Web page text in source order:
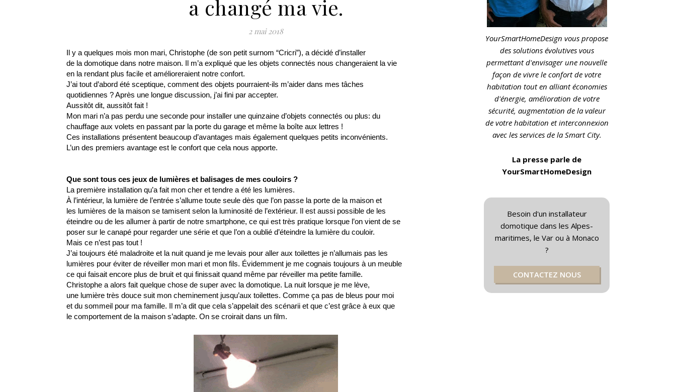
a changé ma vie.
2 mai 2018
Il y a quelques mois mon mari, Christophe (de son petit surnom “Cricri”), a décidé d’installer
de la domotique dans notre maison. Il m’a expliqué que les objets connectés nous changeraient la vie
en la rendant plus facile et amélioreraient notre confort.
J’ai tout d’abord été sceptique, comment des objets pourraient-ils m’aider dans mes tâches
quotidiennes ? Après une longue discussion, j’ai fini par accepter.
Aussitôt dit, aussitôt fait !
Mon mari n’a pas perdu une seconde pour installer une quinzaine d’objets connectés ou plus: du
chauffage aux volets en passant par la porte du garage et même la boîte aux lettres !
Ces installations présentent beaucoup d’avantages mais également quelques petits inconvénients.
L’un des premiers avantage est le confort que cela nous apporte.
Que sont tous ces jeux de lumières et balisages de mes couloirs ?
La première installation qu’a fait mon cher et tendre a été les lumières.
À l’intérieur, la lumière de l’entrée s’allume toute seule dès que l’on passe la porte de la maison et
les lumières de la maison se tamisent selon la luminosité de l’extérieur. Il est aussi possible de les
éteindre ou de les allumer à partir de notre smartphone, ce qui est très pratique lorsque l’on vient de se
poser sur le canapé pour regarder une série et que l’on a oublié d’éteindre la lumière du couloir.
Mais ce n’est pas tout !
J’ai toujours été maladroite et la nuit quand je me levais pour aller aux toilettes je n’allumais pas les
lumières pour éviter de réveiller mon mari et mon fils. Évidemment je me cognais toujours à un meuble
ce qui faisait encore plus de bruit et qui finissait quand même par réveiller ma petite famille.
Christophe a alors fait quelque chose de super avec la domotique. La nuit lorsque je me lève,
une lumière très douce suit mon cheminement jusqu’aux toilettes. Comme ça pas de bleus pour moi
et du sommeil pour ma famille. Il m’a dit que cela s’appelait des scénarii et que c’est grâce à eux que
le comportement de la maison s’adapte. On se croirait dans un film.
YourSmartHomeDesign vous propose
des solutions évolutives vous
permettant d'envisager une nouvelle
façon de vivre le confort de votre
habitation tout en alliant économies
d'énergie, amélioration de votre
sécurité, augmentation de la valeur
de votre habitation et interconnexion
avec les services de la Smart City.
La presse parle de
YourSmartHomeDesign
Besoin d'un installateur
domotique dans les Alpes-
maritimes, le Var ou à Monaco
?
CONTACTEZ NOUS